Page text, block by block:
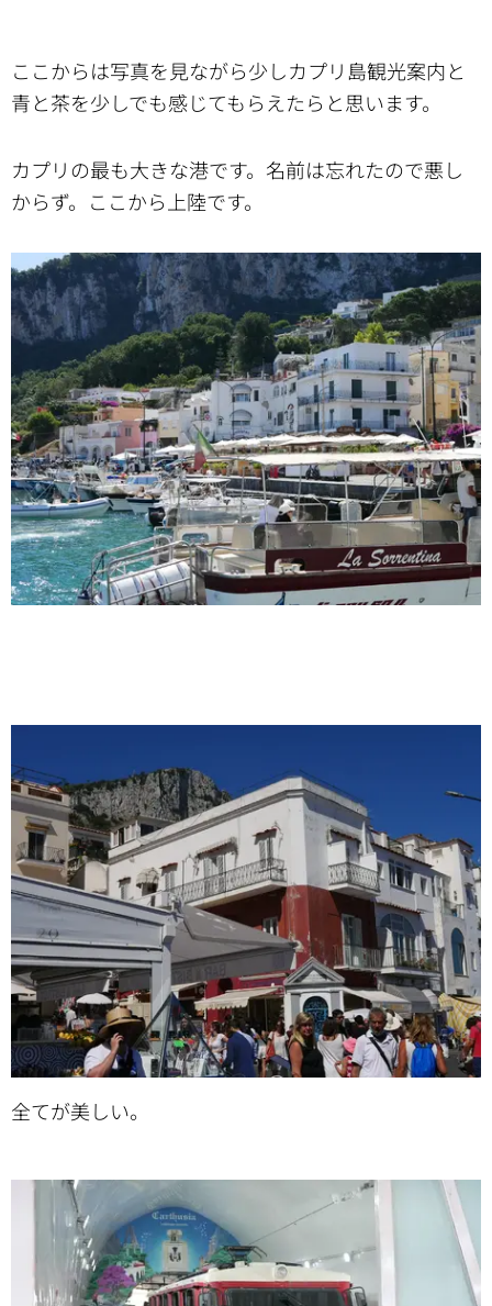
ここからは写真を見ながら少しカプリ島観光案内と
青と茶を少しでも感じてもらえたらと思います。
カプリの最も大きな港です。名前は忘れたので悪し
からず。ここから上陸です。
全てが美しい。